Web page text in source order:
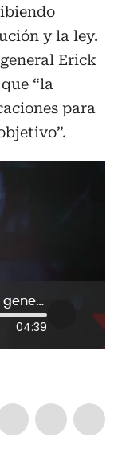
y la ley.
Erick
“la
para
De la Espriella asegura que generales retirados por Petro volverán en su gobierno
04:39